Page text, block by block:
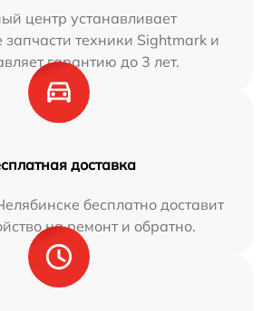
центр устанавливает
техники Sightmark и
гарантию до 3 лет.
доставка
бесплатно доставит
на ремонт и обратно.